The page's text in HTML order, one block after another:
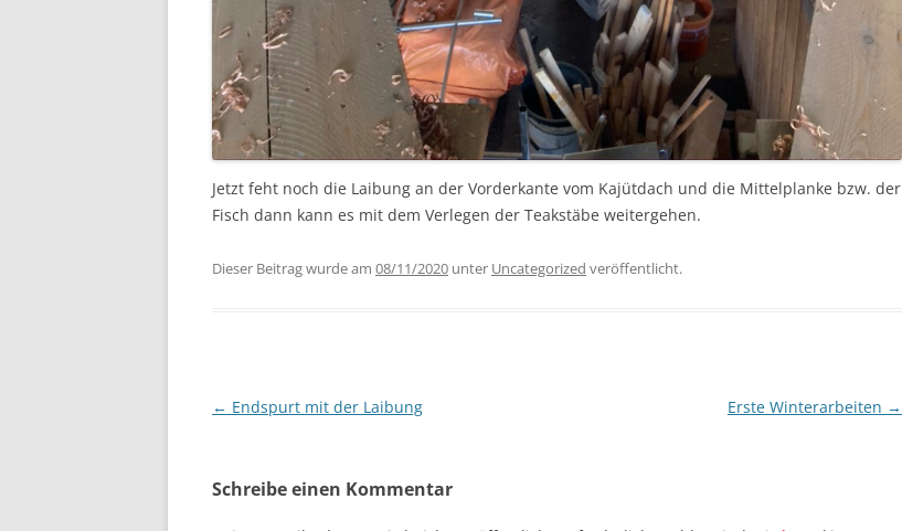
Jetzt feht noch die Laibung an der Vorderkante vom Kajütdach und die Mittelplanke bzw. der
Fisch dann kann es mit dem Verlegen der Teakstäbe weitergehen.
Dieser Beitrag wurde am 08/11/2020 unter Uncategorized veröffentlicht.
Beitragsnavigation
← Endspurt mit der Laibung Erste Winterarbeiten →
Schreibe einen Kommentar